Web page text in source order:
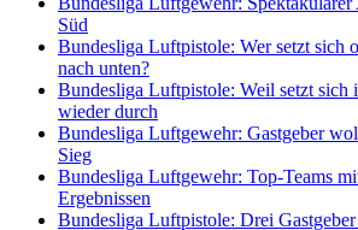
Süd
Bundesliga Luftpistole: Wer setzt sich
nach unten?
Bundesliga Luftpistole: Weil setzt sich
wieder durch
Bundesliga Luftgewehr: Gastgeber
Sieg
Bundesliga Luftgewehr: Top-Teams
Ergebnissen
Bundesliga Luftpistole: Drei